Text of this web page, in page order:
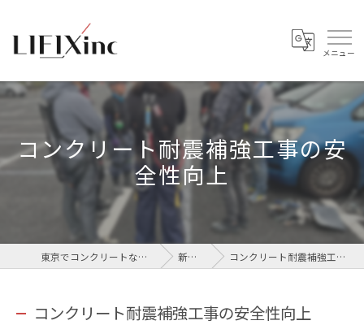
コンクリート耐震補強工事の安
全性向上
東京でコンクリートなら株式会社LIFIX 新着情報 コンクリート耐震補強工事の安全性向上
コンクリート耐震補強工事の安全性向上